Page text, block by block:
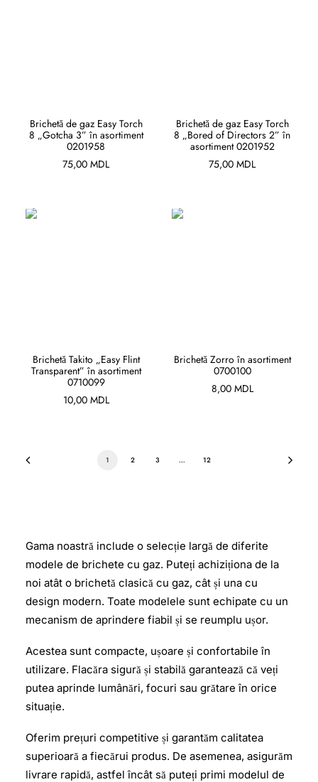
ADAUGĂ ÎN COȘ
Brichetă de gaz Easy Torch
8 „Gotcha 3” în asortiment
0201958
75,00 MDL
ADAUGĂ ÎN COȘ
Brichetă de gaz Easy Torch
8 „Bored of Directors 2” în
asortiment 0201952
75,00 MDL
ADAUGĂ ÎN COȘ
Brichetă Takito „Easy Flint
Transparent” în asortiment
0710099
10,00 MDL
ADAUGĂ ÎN COȘ
Brichetă Zorro în asortiment
0700100
8,00 MDL
1 2 3 … 12
Gama noastră include o selecție largă de diferite
modele de brichete cu gaz. Puteți achiziționa de la
noi atât o brichetă clasică cu gaz, cât și una cu
design modern. Toate modelele sunt echipate cu un
mecanism de aprindere fiabil și se reumplu ușor.
Acestea sunt compacte, ușoare și confortabile în
utilizare. Flacăra sigură și stabilă garantează că veți
putea aprinde lumânări, focuri sau grătare în orice
situație.
Oferim prețuri competitive și garantăm calitatea
superioară a fiecărui produs. De asemenea, asigurăm
livrare rapidă, astfel încât să puteți primi modelul de